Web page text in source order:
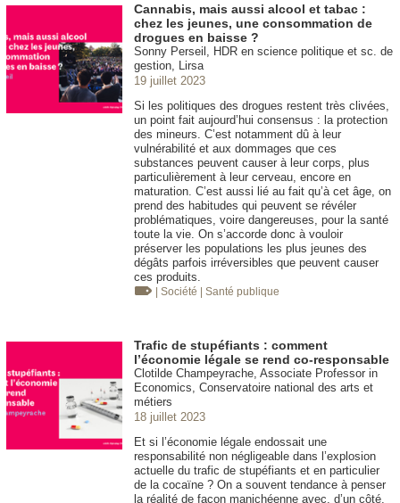
Cannabis, mais aussi alcool et tabac :
chez les jeunes, une consommation de
drogues en baisse ?
Sonny Perseil, HDR en science politique et sc. de
gestion, Lirsa
19 juillet 2023
Si les politiques des drogues restent très clivées,
un point fait aujourd’hui consensus : la protection
des mineurs. C’est notamment dû à leur
vulnérabilité et aux dommages que ces
substances peuvent causer à leur corps, plus
particulièrement à leur cerveau, encore en
maturation. C’est aussi lié au fait qu’à cet âge, on
prend des habitudes qui peuvent se révéler
problématiques, voire dangereuses, pour la santé
toute la vie. On s’accorde donc à vouloir
préserver les populations les plus jeunes des
dégâts parfois irréversibles que peuvent causer
ces produits.
| Société | Santé publique
Trafic de stupéfiants : comment
l’économie légale se rend co-responsable
Clotilde Champeyrache, Associate Professor in
Economics, Conservatoire national des arts et
métiers
18 juillet 2023
Et si l’économie légale endossait une
responsabilité non négligeable dans l’explosion
actuelle du trafic de stupéfiants et en particulier
de la cocaïne ? On a souvent tendance à penser
la réalité de façon manichéenne avec, d’un côté,